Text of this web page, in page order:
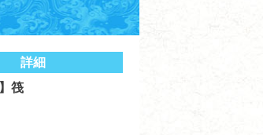
詳細
筏